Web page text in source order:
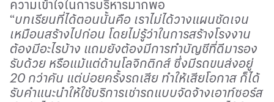
ความเข้าใจในการบริหารมากพอ
“บทเรียนที่ได้ตอนนั้นคือ เราไม่ได้วางแผนชัดเจน
เหมือนสร้างไปก่อน โดยไม่รู้ว่าในการสร้างโรงงาน
ต้องมีอะไรบ้าง แถมยังต้องมีการทำบัญชีที่ดีมารอง
รับด้วย หรือแม้แต่ด้านโลจิกติกส์ ซึ่งมีรถขนส่งอยู่
20 กว่าคัน แต่บ่อยครั้งรถเสีย ทำให้เสียโอกาส ก็ได้
รับคำแนะนำให้ใช้บริการเช่ารถแบบจัดจ้างเอาท์ซอร์ส